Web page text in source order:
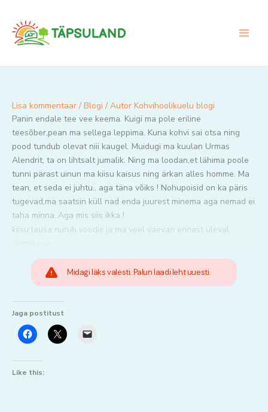
content
Lisa kommentaar / Blogi / Autor Kohvihoolikuelu blogi
Panin endale tee vee keema. Kuigi ma pole eriline
teesõber,pean ma sellega leppima. Kuna kohvi sai otsa ning
pood tundub olevat niii kaugel. Muidugi ma kuulan Urmas
Alendrit, ta on lihtsalt jumalik. Ning ma loodan,et lähima poole
tunni pärast uinun ma kiisu kaisus ning ärkan alles homme. Ma
tean, et seda ei juhtu.. aga täna võiks ! Nohupoisid on ka päris
tugevad,ma saatsin küll nad enda juurest minema aga nemad ei
taha minna..Aga mis siis ikka !
kiisu lausa nurub voodis ja ma veel vaevan ennast üleval
Midagi läks valesti. Palun laadi leht uuesti.
Jaga postitust
Like this: